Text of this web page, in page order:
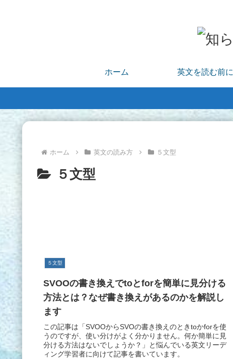
ホーム 英文を読む前に
ホーム 英文の読み方 ５文型
５文型
５文型
SVOOの書き換えでtoとforを簡単に見分ける
方法とは？なぜ書き換えがあるのかを解説し
ます
この記事は「SVOOからSVOの書き換えのときtoかforを使
うのですが、使い分けがよく分かりません。何か簡単に見
分ける方法はないでしょうか？」と悩んでいる英文リーデ
ィング学習者に向けて記事を書いています。